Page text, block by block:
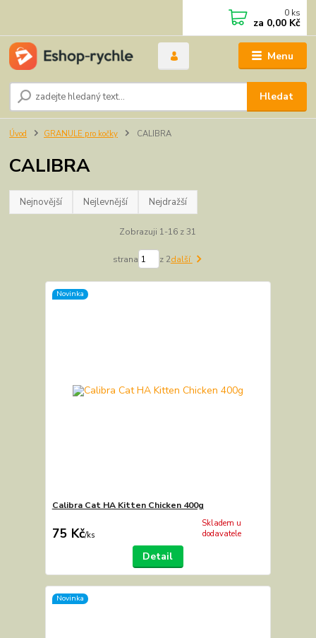
Menu
Hledat
0 ks
za 0,00 Kč
Úvod GRANULE pro kočky CALIBRA
CALIBRA
Nejnovější Nejlevnější Nejdražší
Zobrazuji 1-16 z 31
strana z 2další
Novinka
Calibra Cat HA Kitten Chicken 400g
75 Kč/ks
Skladem u
dodavatele
Detail
Novinka